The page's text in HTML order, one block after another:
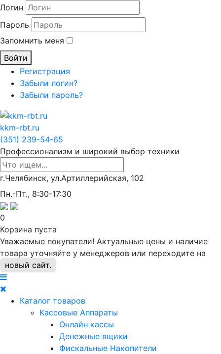
Логин
Пароль
Запомнить меня
Войти
Регистрация
Забыли логин?
Забыли пароль?
kkm-rbt.ru
(351) 239-54-65
Профессионализм и широкий выбор техники
г.Челябинск, ул.Артиллерийская, 102
Пн.-Пт., 8:30-17:30
0
Корзина пуста
Уважаемые покупатели! Актуальные цены и наличие
товара уточняйте у менеджеров или переходите на
новый сайт.
Каталог товаров
Кассовые Аппараты
Онлайн кассы
Денежные ящики
Фискальные Накопители